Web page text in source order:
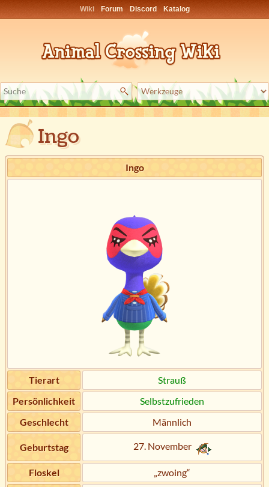
Wiki Forum Discord Katalog
Ingo
Ingo
Tierart
Strauß
Persönlichkeit
Selbstzufrieden
Geschlecht
Männlich
Geburtstag 27. November
Floskel „zwoing“